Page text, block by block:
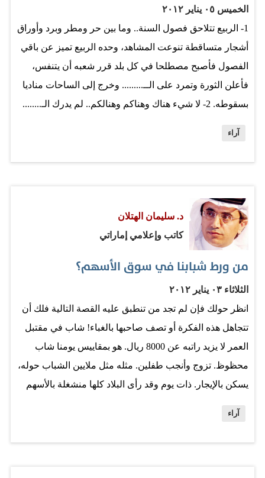
الخميس ٠٥ يناير ٢٠١٢
1- الربيع تتلاحق فصول السنة.. وما بين حر ومطر وبرد وأوراق
أشجار متساقطة تنوعت المشاهد، وحده الربيع تميز عن باقي
الفصول فأصبح مصطلحا في كل بلد قرر شعبه أن يتنفس،
فأعلن الثورة وتمرد على الــ......... وخرج إلى الساحات مناديا
بسقوطه. 2- لا شيء هناك وهناكم وهنالكم.. لم يدرك الـ........
الـ........... جيشه ورجالاته لإخماد البركان، ولكن هيهات يقدرون
الـ........ "فهمتكم" بعد فوات الأوان، فأطاح به الشعب لينال
توبيخا من الـ.......... المجاور لأنه لم يصبر، وما أن انتفض شعب
أسوأ من ذلك الـ........ السجين الذي يخضع للمحاكمة بتهم عدة.
أما الـ........ الذي هتف له برلمانه "بالروح... بالدم" مع
شرارة…
آراء
د. سليمان الهتلان
كاتب وإعلامي إماراتي
من ورط شبابنا في سوق الأسهم؟
الثلاثاء ٠٣ يناير ٢٠١٢
انظر حولك فإن لم تجد من تنطبق عليه القصة التالية فلك أن
تتجاهل هذه الفكرة أو تصف صاحبها بالغباء! شاب في مقتبل
العمر لا يزيد راتبه عن 8000 ريال. هو بمقاييس يومنا شاب
محظوظ. تزوج وأنجب طفلين. مثله مثل ملايين الشباب حوله،
يسكن بالإيجار. ذات يوم وقد رأى البلاد كلها منشغلة بالأسهم
من حوله منغمسة في معمعة الأسهم. اشترِ بمائة ألف اليوم
آراء